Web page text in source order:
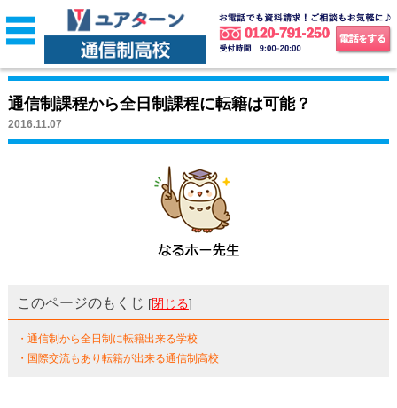
通信制課程から全日制課程に転籍は可能？
2016.11.07
このページのもくじ [閉じる]
・通信制から全日制に転籍出来る学校
・国際交流もあり転籍が出来る通信制高校